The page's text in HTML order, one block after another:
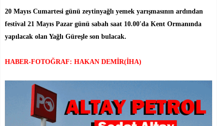
20 Mayıs Cumartesi günü zeytinyağlı yemek yarışmasının ardından
festival 21 Mayıs Pazar günü sabah saat 10.00'da Kent Ormanında
yapılacak olan Yağlı Güreşle son bulacak.
HABER-FOTOĞRAF: HAKAN DEMİR(İHA)